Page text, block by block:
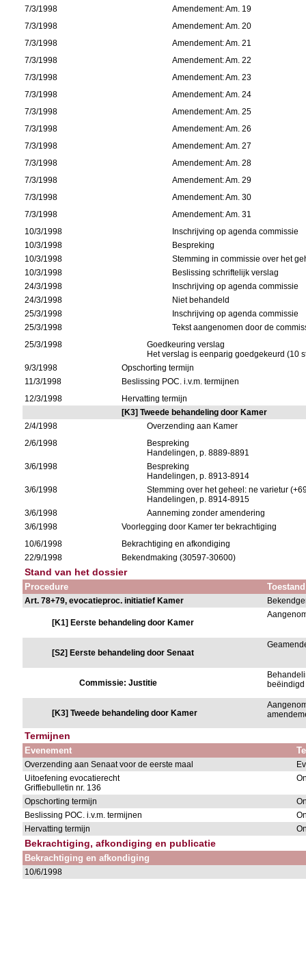
7/3/1998
Amendement: Am. 19
7/3/1998
Amendement: Am. 20
7/3/1998
Amendement: Am. 21
7/3/1998
Amendement: Am. 22
7/3/1998
Amendement: Am. 23
7/3/1998
Amendement: Am. 24
7/3/1998
Amendement: Am. 25
7/3/1998
Amendement: Am. 26
7/3/1998
Amendement: Am. 27
7/3/1998
Amendement: Am. 28
7/3/1998
Amendement: Am. 29
7/3/1998
Amendement: Am. 30
7/3/1998
Amendement: Am. 31
10/3/1998
Inschrijving op agenda commissie
10/3/1998
Bespreking
10/3/1998
Stemming in commissie over het
10/3/1998
Beslissing schriftelijk verslag
24/3/1998
Inschrijving op agenda commissie
24/3/1998
Niet behandeld
25/3/1998
Inschrijving op agenda commissie
25/3/1998
Tekst aangenomen door de
25/3/1998
Goedkeuring verslag
Het verslag is eenparig goedgekeurd (10
9/3/1998
Opschorting termijn
11/3/1998
Beslissing POC. i.v.m. termijnen
12/3/1998
Hervatting termijn
[K3] Tweede behandeling door Kamer
2/4/1998
Overzending aan Kamer
2/6/1998
Bespreking
Handelingen, p. 8889-8891
3/6/1998
Bespreking
Handelingen, p. 8913-8914
3/6/1998
Stemming over het geheel: ne varietur
Handelingen, p. 8914-8915
3/6/1998
Aanneming zonder amendering
3/6/1998
Voorlegging door Kamer ter bekrachtiging
10/6/1998
Bekrachtiging en afkondiging
22/9/1998
Bekendmaking (30597-30600)
Stand van het dossier
Procedure Toestand
Art. 78+79, evocatieproc. initiatief Kamer
[K1] Eerste behandeling door Kamer
[S2] Eerste behandeling door Senaat
Commissie: Justitie
beëindigd
[K3] Tweede behandeling door Kamer
Termijnen
Evenement
Overzending aan Senaat voor de eerste maal
Uitoefening evocatierecht
Griffiebulletin nr. 136
Opschorting termijn
Beslissing POC. i.v.m. termijnen
Hervatting termijn
Bekrachtiging, afkondiging en publicatie
Bekrachtiging en afkondiging
10/6/1998